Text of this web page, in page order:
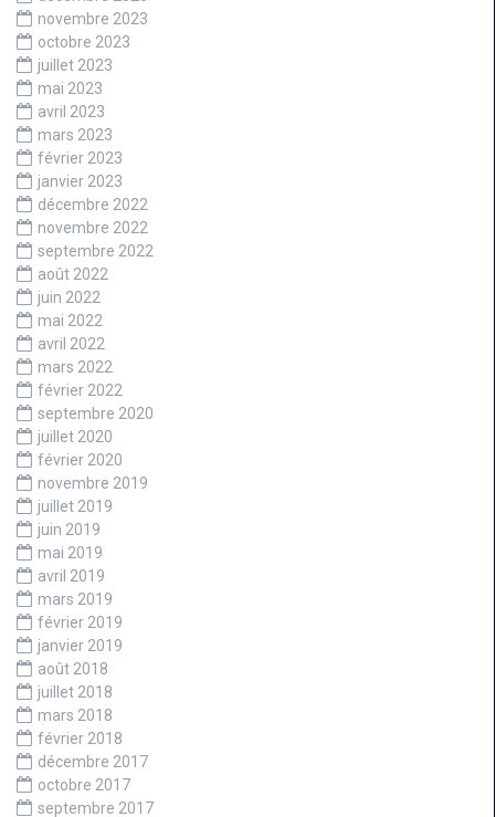
novembre 2023
octobre 2023
juillet 2023
mai 2023
avril 2023
mars 2023
février 2023
janvier 2023
décembre 2022
novembre 2022
septembre 2022
août 2022
juin 2022
mai 2022
avril 2022
mars 2022
février 2022
septembre 2020
juillet 2020
février 2020
novembre 2019
juillet 2019
juin 2019
mai 2019
avril 2019
mars 2019
février 2019
janvier 2019
août 2018
juillet 2018
mars 2018
février 2018
décembre 2017
octobre 2017
septembre 2017